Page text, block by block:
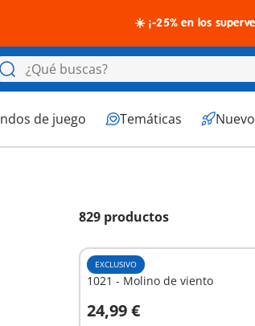
☀️ ¡-25% en los
de juego Temáticas Nuevo
829 productos
EXCLUSIVO
1021 - Molino de viento
24,99 €
A la cesta